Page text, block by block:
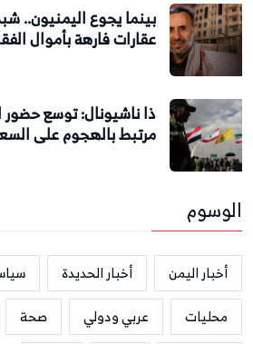
بينما يجوع اليمنيون..
عقارات فارهة بأموال
ذا ناشيونال: توسع حضور
مرتبط بالهجوم على
الوسوم
أخبار اليمن أخبار الحديدة
محليات
عربي ودولي صحة